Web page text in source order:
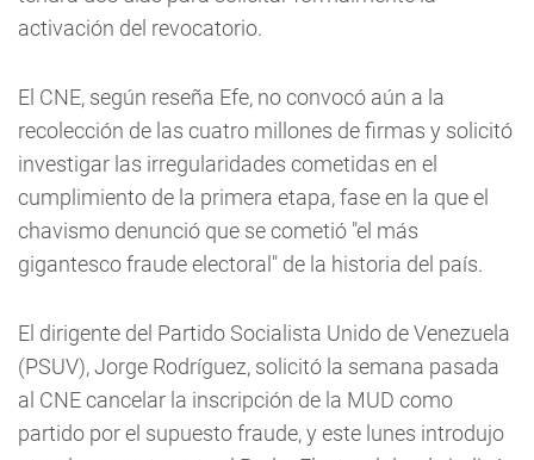
activación del revocatorio.
El CNE, según reseña Efe, no convocó aún a la
recolección de las cuatro millones de firmas y solicitó
investigar las irregularidades cometidas en el
cumplimiento de la primera etapa, fase en la que el
chavismo denunció que se cometió "el más
gigantesco fraude electoral" de la historia del país.
El dirigente del Partido Socialista Unido de Venezuela
(PSUV), Jorge Rodríguez, solicitó la semana pasada
al CNE cancelar la inscripción de la MUD como
partido por el supuesto fraude, y este lunes introdujo